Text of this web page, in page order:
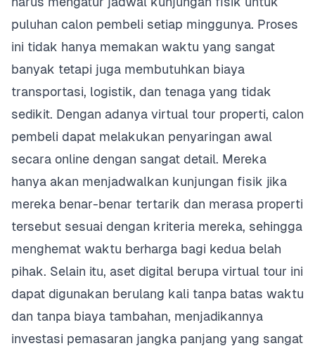
puluhan calon pembeli setiap minggunya. Proses
ini tidak hanya memakan waktu yang sangat
banyak tetapi juga membutuhkan biaya
transportasi, logistik, dan tenaga yang tidak
sedikit. Dengan adanya virtual tour properti, calon
pembeli dapat melakukan penyaringan awal
secara online dengan sangat detail. Mereka
hanya akan menjadwalkan kunjungan fisik jika
mereka benar-benar tertarik dan merasa properti
tersebut sesuai dengan kriteria mereka, sehingga
menghemat waktu berharga bagi kedua belah
pihak. Selain itu, aset digital berupa virtual tour ini
dapat digunakan berulang kali tanpa batas waktu
dan tanpa biaya tambahan, menjadikannya
investasi pemasaran jangka panjang yang sangat